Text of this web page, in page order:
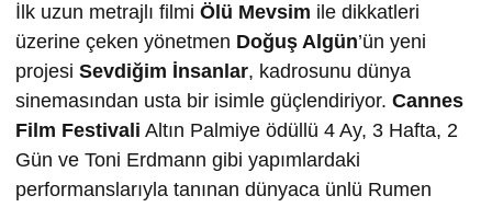
İlk uzun metrajlı filmi Ölü Mevsim ile dikkatleri
üzerine çeken yönetmen Doğuş Algün’ün yeni
projesi Sevdiğim İnsanlar, kadrosunu dünya
sinemasından usta bir isimle güçlendiriyor. Cannes
Film Festivali Altın Palmiye ödüllü 4 Ay, 3 Hafta, 2
Gün ve Toni Erdmann gibi yapımlardaki
performanslarıyla tanınan dünyaca ünlü Rumen